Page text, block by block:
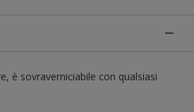
è sovraverniciabile con qualsiasi